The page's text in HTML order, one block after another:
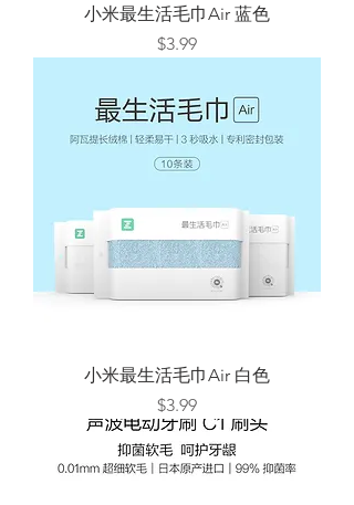
小米最生活毛巾Air 蓝色
Price
$3.99
小米最生活毛巾Air 白色
Price
$3.99